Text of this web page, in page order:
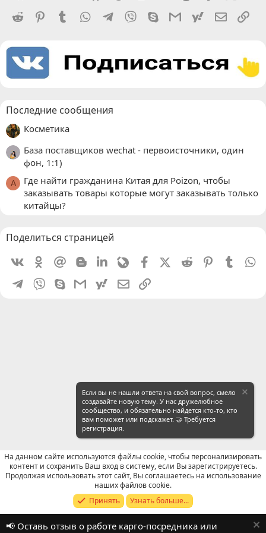
Reddit
PinterestTumblr WhatsAppTelegram
Viber SkypeGmailyahoomail
Последние сообщения
Косметика
База поставщиков wechat - первоисточники, один
фон, 1:1)
A
Где найти гражданина Китая для Poizon, чтобы
заказывать товары которые могут заказывать только
китайцы?
Поделиться страницей
VkontakteOdnoklassniki
Mail.ru BloggerLinkedin
LivejournalFacebookX (Twitter)
Reddit PinterestTumblr
Telegram
Viber SkypeGmailyahoomailЭлектронная почта
Отзывы о работе посредников
Russian (RU)
Обратная связь
Условия и правила
Если вы не нашли ответа на свой вопрос, смело
создавайте новую тему. У нас дружелюбное
сообщество, и обязательно найдется кто-то, кто
вам поможет или подскажет. 🤝 Требуется
регистрация.
На данном сайте используются файлы cookie, чтобы персонализировать
контент и сохранить Ваш вход в систему, если Вы зарегистрируетесь.
Продолжая использовать этот сайт, Вы соглашаетесь на использование
наших файлов cookie.
Принять
Узнать больше...
📢 Оставь отзыв о работе карго-посредника или